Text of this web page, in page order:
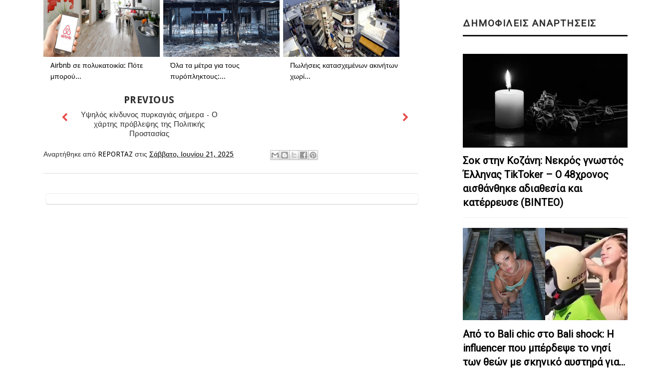
Airbnb σε πολυκατοικία: Πότε
μπορού...
Όλα τα μέτρα για τους
πυρόπληκτους:...
Πωλήσεις κατασχεμένων ακινήτων
χωρί...
PREVIOUS
Υψηλός κίνδυνος πυρκαγιάς σήμερα - Ο
χάρτης πρόβλεψης της Πολιτικής
Προστασίας
Αναρτήθηκε από REPORTAZ στις Σάββατο, Ιουνίου 21, 2025
ΔΗΜΟΦΙΛΕΙΣ ΑΝΑΡΤΗΣΕΙΣ
Σοκ στην Κοζάνη: Nεκρός γνωστός
Έλληνας TikToker – Ο 48χρονος
αισθάνθηκε αδιαθεσία και
κατέρρευσε (ΒΙΝΤΕΟ)
Από το Bali chic στο Bali shock: Η
influencer που μπέρδεψε το νησί
των θεών με σκηνικό αυστηρά για…